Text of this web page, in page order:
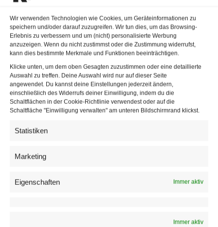
Wir verwenden Technologien wie Cookies, um Geräteinformationen zu
speichern und/oder darauf zuzugreifen. Wir tun dies, um das Browsing-
Erlebnis zu verbessern und um (nicht) personalisierte Werbung
anzuzeigen. Wenn du nicht zustimmst oder die Zustimmung widerrufst,
kann dies bestimmte Merkmale und Funktionen beeinträchtigen.
Klicke unten, um dem oben Gesagten zuzustimmen oder eine detaillierte
Auswahl zu treffen. Deine Auswahl wird nur auf dieser Seite
angewendet. Du kannst deine Einstellungen jederzeit ändern,
einschließlich des Widerrufs deiner Einwilligung, indem du die
Schaltflächen in der Cookie-Richtlinie verwendest oder auf die
Schaltfläche "Einwilligung verwalten" am unteren Bildschirmrand klickst.
Statistiken
Marketing
Eigenschaften Immer aktiv
Immer aktiv
Das Unternehmen arbeitet dabei mit öffentlichen
Institutionen, Ministerien, Stiftungen, Unternehmen und
anderen Organisationen zusammen. Zu den bisherigen
Auftraggebern und Partnern zählen unter anderem das
Sozialministerium, die Stadt Wien, die Finanzmarktaufsicht
sowie Organisationen aus dem Banken- und
Stiftungsbereich.
Auch öffentlich finanzierte Projekte gehören zum
Tätigkeitsfeld. Das Projekt „SmartMoney“ wurde im
Innovationen gegen Kinder- und Jugendarmut“
Sozialministeriums kostenlose Finanzbildungsworkshops